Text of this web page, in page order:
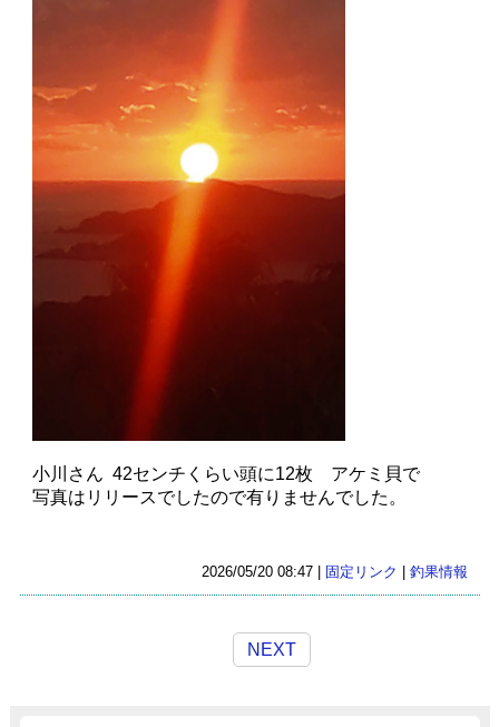
小川さん 42センチくらい頭に12枚 アケミ貝で
写真はリリースでしたので有りませんでした。
2026/05/20 08:47 | 固定リンク 釣果情報
NEXT